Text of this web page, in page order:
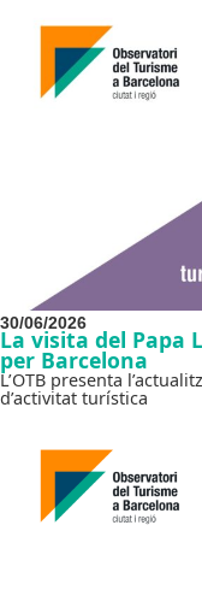
30/06/2026
La visita del Papa
per Barcelona
L’OTB presenta
d’activitat turística